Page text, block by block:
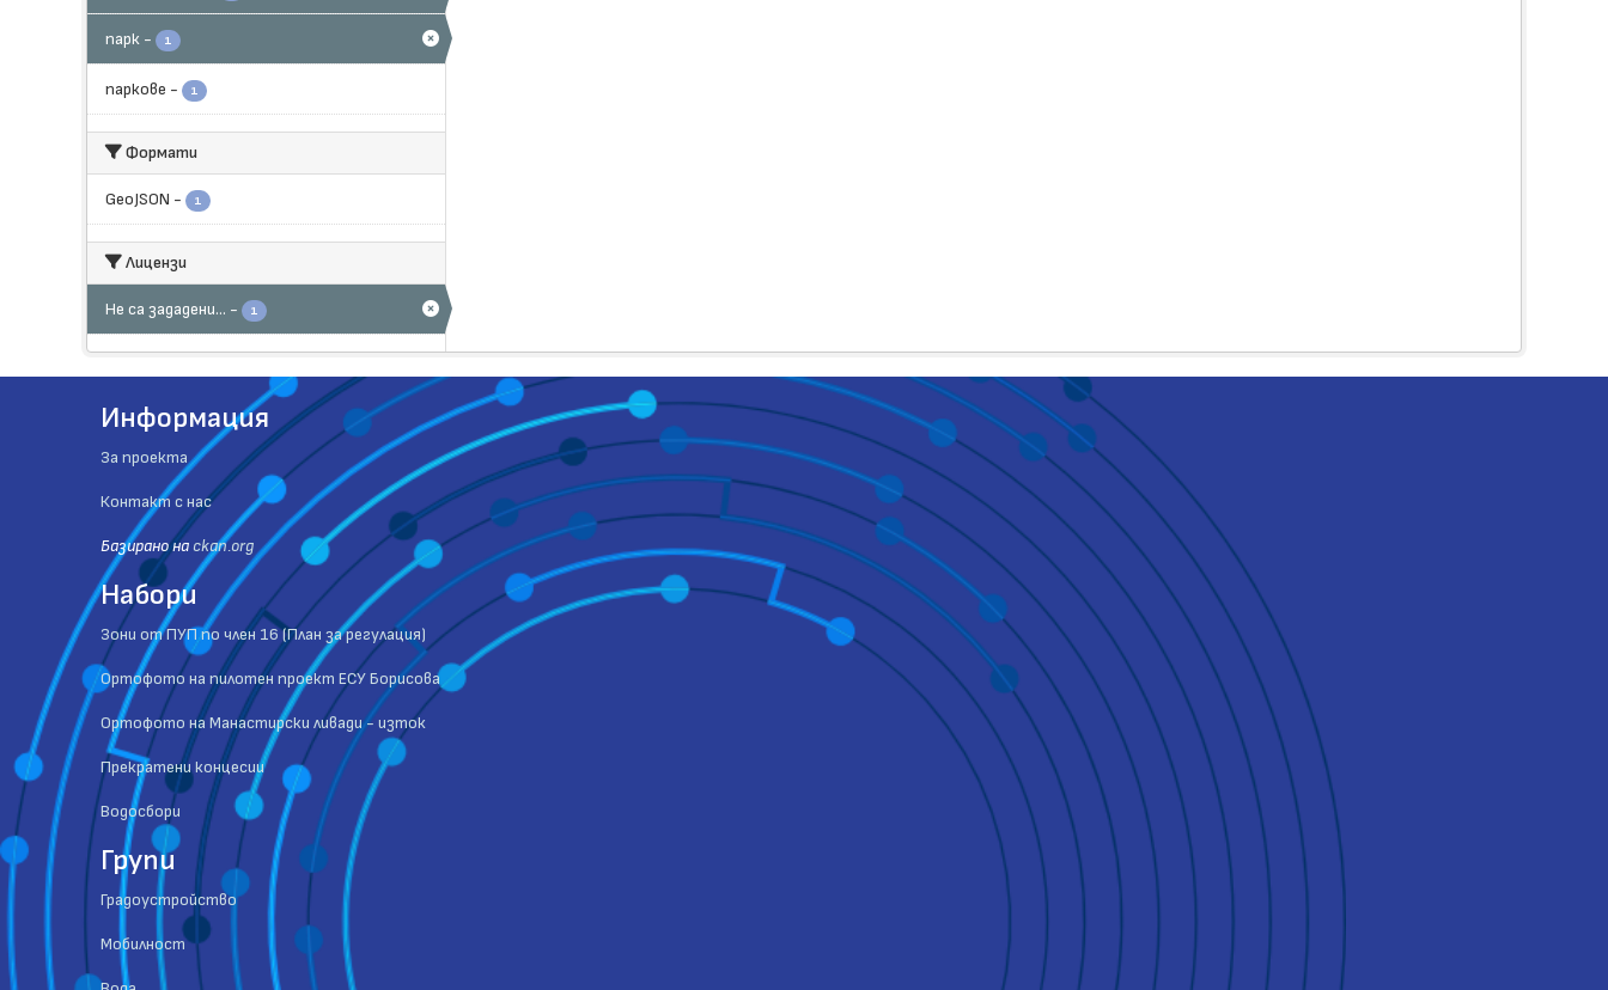
парк - 1
паркове - 1
Формати
GeoJSON - 1
Лицензи
Не са зададени... - 1
Информация
За проекта
Контакт с нас
Базиранo на ckan.org
Набори
Зони от ПУП по член 16 (План за регулация)
Ортофото на пилотен проект ЕСУ Борисова
Ортофото на Манастирски ливади - изток
Прекратени концесии
Водосбори
Групи
Градоустройство
Мобилност